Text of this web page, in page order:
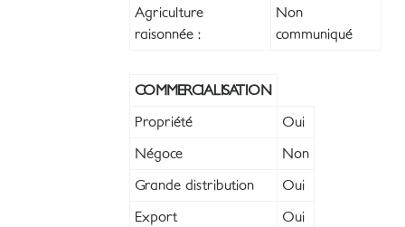
Agriculture
raisonnée :
Non
communiqué
COMMERCIALISATION
Propriété Oui
Négoce Non
Grande distribution Oui
Export Oui